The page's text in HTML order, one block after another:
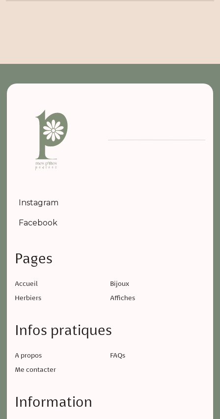
Instagram
Facebook
Pages
Accueil
Bijoux
Herbiers
Affiches
Infos pratiques
A propos
FAQs
Me contacter
Information